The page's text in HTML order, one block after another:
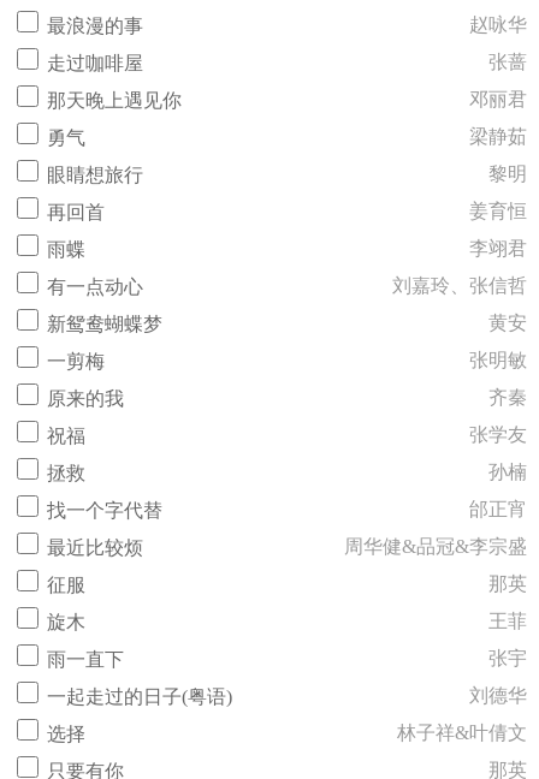
最浪漫的事
赵咏华
走过咖啡屋
张蔷
那天晚上遇见你
邓丽君
勇气
梁静茹
眼睛想旅行
黎明
再回首
姜育恒
雨蝶
李翊君
有一点动心
刘嘉玲、张信哲
新鸳鸯蝴蝶梦
黄安
一剪梅
张明敏
原来的我
齐秦
祝福
张学友
拯救
孙楠
找一个字代替
邰正宵
最近比较烦
周华健&品冠&李宗盛
征服
那英
旋木
王菲
雨一直下
张宇
一起走过的日子(粤语)
刘德华
选择
林子祥&叶倩文
只要有你
那英